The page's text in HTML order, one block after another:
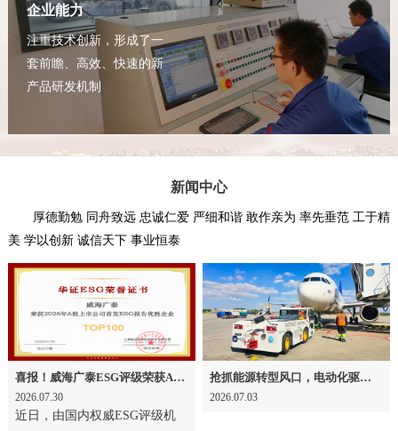
企业能力
注重技术创新，形成了一
套前瞻、高效、快速的新
产品研发机制
新闻中心
厚德勤勉 同舟致远 忠诚仁爱 严细和谐 敢作亲为 率先垂范 工于精
美 学以创新 诚信天下 事业恒泰
喜报！威海广泰ESG评级荣获AAA级 可持续发展实力获权威认可
2026.07.30
近日，由国内权威ESG评级机
抢抓能源转型风口，电动化驱动威海广泰欧洲业务腾飞
2026.07.03